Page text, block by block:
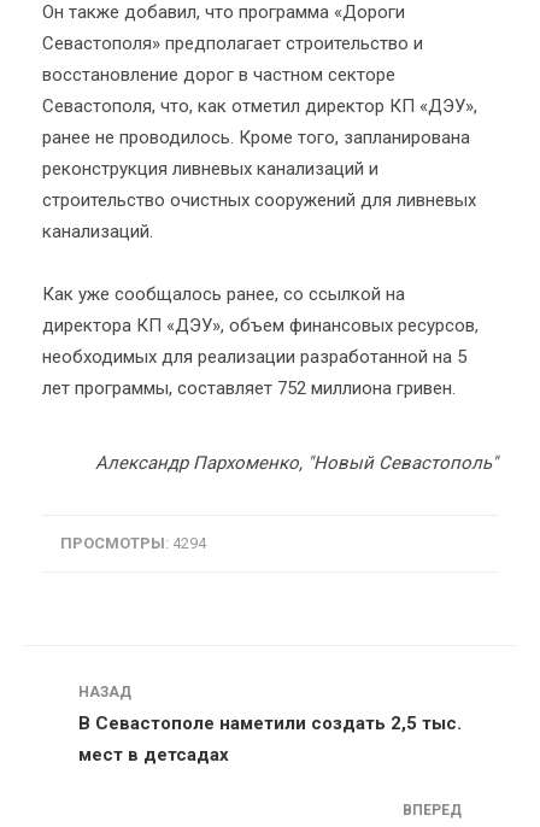
Он также добавил, что программа «Дороги
Севастополя» предполагает строительство и
восстановление дорог в частном секторе
Севастополя, что, как отметил директор КП «ДЭУ»,
ранее не проводилось. Кроме того, запланирована
реконструкция ливневых канализаций и
строительство очистных сооружений для ливневых
канализаций.
Как уже сообщалось ранее, со ссылкой на
директора КП «ДЭУ», объем финансовых ресурсов,
необходимых для реализации разработанной на 5
лет программы, составляет 752 миллиона гривен.
Александр Пархоменко, "Новый Севастополь"
ПРОСМОТРЫ: 4294
Навигация
НАЗАД
В Севастополе наметили создать 2,5 тыс.
мест в детсадах
ВПЕРЕД